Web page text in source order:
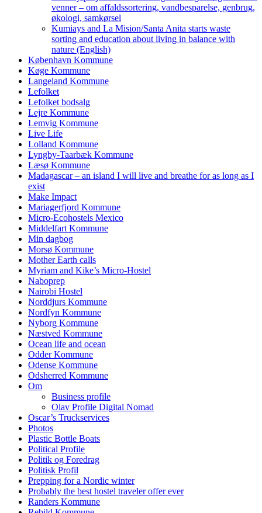
venner – om affaldssortering, vandbesparelse, genbrug,
økologi, samkørsel
Kumiays and La Mision/Santa Anita starts waste
sorting and education about living in balance with
nature (English)
København Kommune
Køge Kommune
Langeland Kommune
Lefolket
Lefolket bodsalg
Lejre Kommune
Lemvig Kommune
Live Life
Lolland Kommune
Lyngby-Taarbæk Kommune
Læsø Kommune
Madagascar – an island I will live and breathe for as long as I
exist
Make Impact
Mariagerfjord Kommune
Micro-Ecohostels Mexico
Middelfart Kommune
Min dagbog
Morsø Kommune
Mother Earth calls
Myriam and Kike’s Micro-Hostel
Naboprep
Nairobi Hostel
Norddjurs Kommune
Nordfyn Kommune
Nyborg Kommune
Næstved Kommune
Ocean life and ocean
Odder Kommune
Odense Kommune
Odsherred Kommune
Om
Business profile
Olav Profile Digital Nomad
Oscar’s Truckservices
Photos
Plastic Bottle Boats
Political Profile
Politik og Foredrag
Politisk Profil
Prepping for a Nordic winter
Probably the best hostel traveler offer ever
Randers Kommune